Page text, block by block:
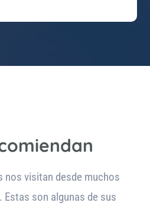
nos visitan desde muchos
Estas son algunas de sus